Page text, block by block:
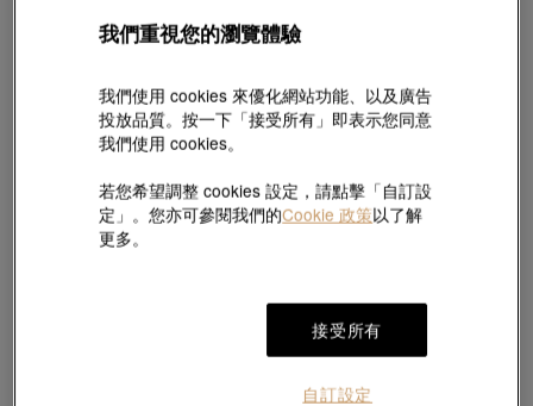
酷黑
足金手鍊
酷黑
我們重視您的瀏覽體驗
我們使用 cookies 來優化網站功能、以及廣告
投放品質。按一下「接受所有」即表示您同意
我們使用 cookies。
若您希望調整 cookies 設定，請點擊「自訂設
定」。您亦可參閱我們的Cookie 政策以了解
更多。
接受所有
自訂設定